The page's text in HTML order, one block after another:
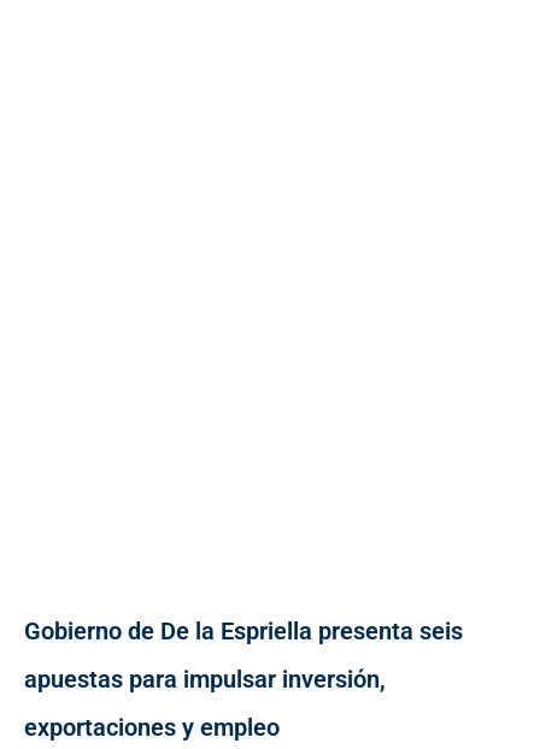
Gobierno de De la Espriella presenta seis
apuestas para impulsar inversión,
exportaciones y empleo